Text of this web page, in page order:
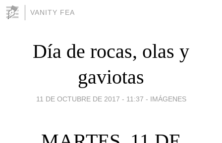
VANITY FEA
Día de rocas, olas y
gaviotas
11 DE OCTUBRE DE 2017 - 11:37 - IMÁGENES